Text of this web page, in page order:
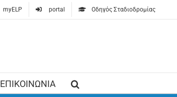
myELP portal Οδηγός Σταδιοδρομίας
ΕΠΙΚΟΙΝΩΝΙΑ